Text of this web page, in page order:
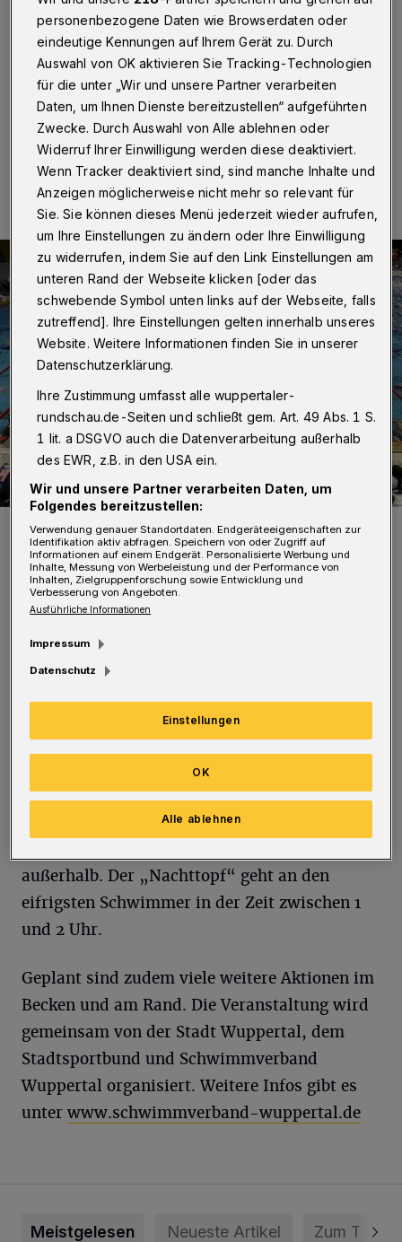
Wuppertal· Das Wuppertaler 24-Stunden-
Schwimmen beginnt am Samstag (18. Januar 2020)
um 13 Uhr im Heinz-Hoffmann-Bad auf Küllenhahn.
09.01.2020 , 07:00 Uhr Eine Minute Lesezeit
Es wird wieder voll im Heinz-Hoffmann-Bad.
Foto: Dirk Freund
Goldmedaille. Sonderpreise gibt es für die
besten Junioren und Senioren, die
erfolgreichsten Grund- und weiterführenden
Schulen, die Schwimmerinnen und
Schwimmer mit den längsten Strecken sowie
außerhalb. Der „Nachttopf“ geht an den
eifrigsten Schwimmer in der Zeit zwischen 1
und 2 Uhr.
Geplant sind zudem viele weitere Aktionen im
Becken und am Rand. Die Veranstaltung wird
gemeinsam von der Stadt Wuppertal, dem
Stadtsportbund und Schwimmverband
Wuppertal organisiert. Weitere Infos gibt es
unter www.schwimmverband-wuppertal.de
Meistgelesen Neueste Artikel Zum Thema
personenbezogene Daten wie Browserdaten oder
eindeutige Kennungen auf Ihrem Gerät zu. Durch
Auswahl von OK aktivieren Sie Tracking-Technologien
für die unter „Wir und unsere Partner verarbeiten
Daten, um Ihnen Dienste bereitzustellen“ aufgeführten
Zwecke. Durch Auswahl von Alle ablehnen oder
Widerruf Ihrer Einwilligung werden diese deaktiviert.
Wenn Tracker deaktiviert sind, sind manche Inhalte und
Anzeigen möglicherweise nicht mehr so relevant für
Sie. Sie können dieses Menü jederzeit wieder aufrufen,
um Ihre Einstellungen zu ändern oder Ihre Einwilligung
zu widerrufen, indem Sie auf den Link Einstellungen am
unteren Rand der Webseite klicken [oder das
schwebende Symbol unten links auf der Webseite, falls
zutreffend]. Ihre Einstellungen gelten innerhalb unseres
Website. Weitere Informationen finden Sie in unserer
Datenschutzerklärung.
Ihre Zustimmung umfasst alle wuppertaler-
rundschau.de-Seiten und schließt gem. Art. 49 Abs. 1 S.
1 lit. a DSGVO auch die Datenverarbeitung außerhalb
des EWR, z.B. in den USA ein.
Wir und unsere Partner verarbeiten Daten, um
Folgendes bereitzustellen:
Verwendung genauer Standortdaten. Endgeräteeigenschaften zur
Identifikation aktiv abfragen. Speichern von oder Zugriff auf
Informationen auf einem Endgerät. Personalisierte Werbung und
Inhalte, Messung von Werbeleistung und der Performance von
Inhalten, Zielgruppenforschung sowie Entwicklung und
Verbesserung von Angeboten.
Ausführliche Informationen
Impressum
Datenschutz
Einstellungen
Alle ablehnen
OK